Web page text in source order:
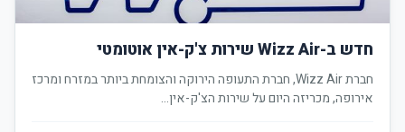
חדש ב-Wizz Air שירות צ'ק-אין אוטומטי
חברת Wizz Air, חברת התעופה הירוקה והצומחת ביותר במזרח ומרכז
אירופה, מכריזה היום על שירות הצ'ק-אין…